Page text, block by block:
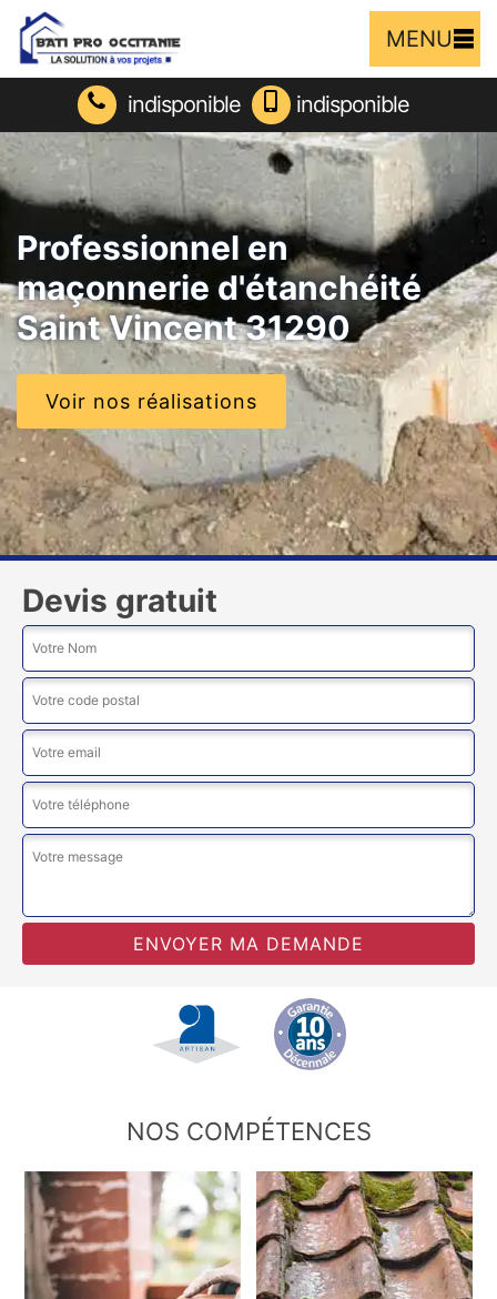
MENU
indisponible indisponible
Professionnel en
maçonnerie d'étanchéité
Saint Vincent 31290
Voir nos réalisations
Devis gratuit
NOS COMPÉTENCES